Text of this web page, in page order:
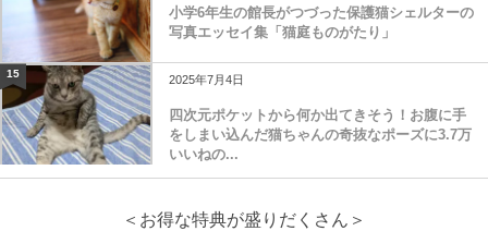
小学6年生の館長がつづった保護猫シェルターの
写真エッセイ集「猫庭ものがたり」
15 2025年7月4日
四次元ポケットから何か出てきそう！お腹に手
をしまい込んだ猫ちゃんの奇抜なポーズに3.7万
いいねの...
＜お得な特典が盛りだくさん＞